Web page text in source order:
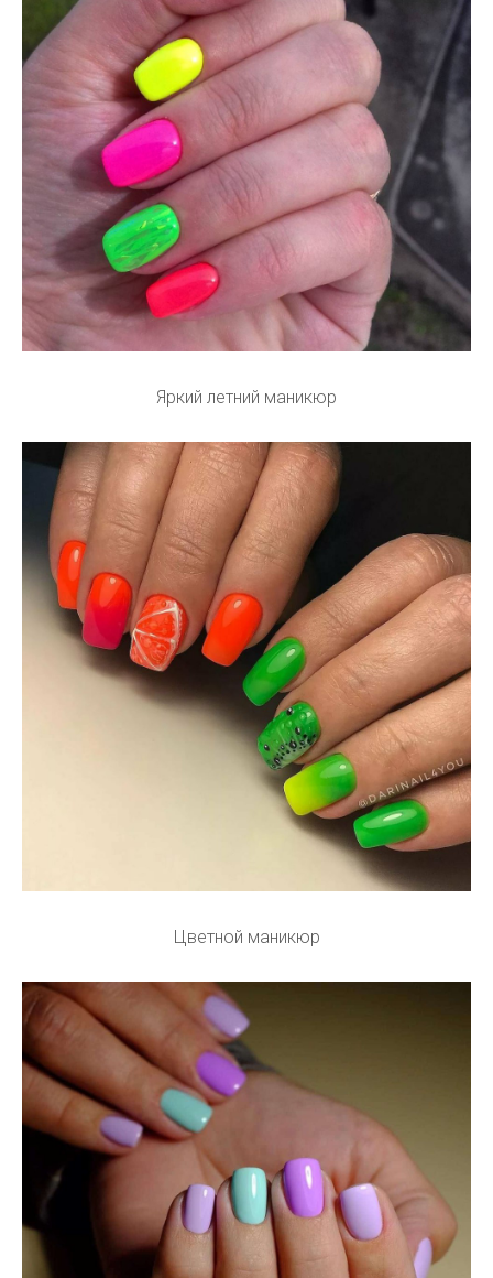
Яркий летний маникюр
Цветной маникюр